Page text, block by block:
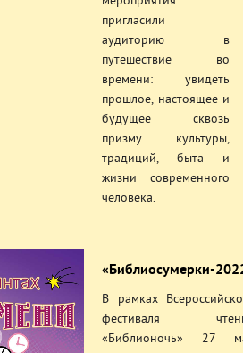
пригласили
аудиторию в
путешествие во
времени: увидеть
прошлое, настоящее и
будущее сквозь
призму культуры,
традиций, быта и
жизни современного
человека.
«Библиосумерки-
В рамках
фестиваля
«Библионочь» 27